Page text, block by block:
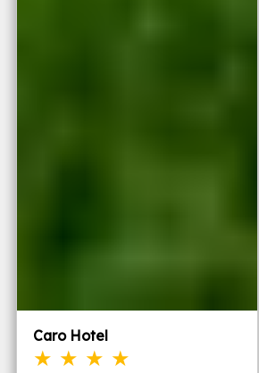
Caro Hotel
★ ★ ★ ★